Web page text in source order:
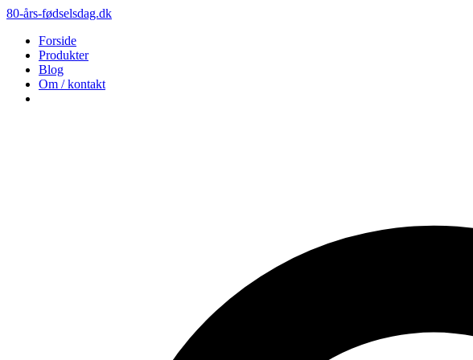
80-års-fødselsdag.dk
Forside
Produkter
Blog
Om / kontakt